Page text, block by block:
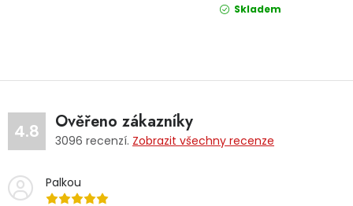
Skladem
4.8 Ověřeno zákazníky
3096 recenzí. Zobrazit všechny recenze
Palkou